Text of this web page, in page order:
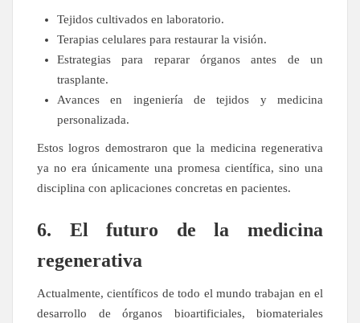
Tejidos cultivados en laboratorio.
Terapias celulares para restaurar la visión.
Estrategias para reparar órganos antes de un
trasplante.
Avances en ingeniería de tejidos y medicina
personalizada.
Estos logros demostraron que la medicina regenerativa
ya no era únicamente una promesa científica, sino una
disciplina con aplicaciones concretas en pacientes.
6. El futuro de la medicina
regenerativa
Actualmente, científicos de todo el mundo trabajan en el
desarrollo de órganos bioartificiales, biomateriales